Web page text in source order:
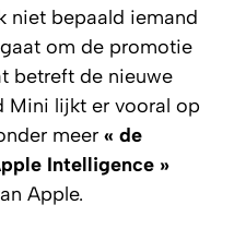
niet bepaald iemand
om de promotie
betreft de nieuwe
Mini lijkt er vooral op
meer « de
Intelligence »
Apple.